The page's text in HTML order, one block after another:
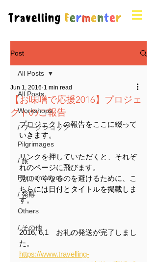
Post
All Posts
Workshops
/ ワークショップ
Pilgrimages
/ 旅
Fermentations
/ 発酵
Others
/ その他
All Posts
【お味噌で応援2016】プロジェ
クトのご報告
Jun 1, 2016 1 min read
プロジェクトの報告をここに綴って
いきます。
リンクを押していただくと、それぞ
れのページに飛びます。
見にくくなるのを避けるために、こ
ちらには日付とタイトルを掲載しま
す。
2016, 6,1　お礼の発送が完了しまし
た。
https://www.travelling-